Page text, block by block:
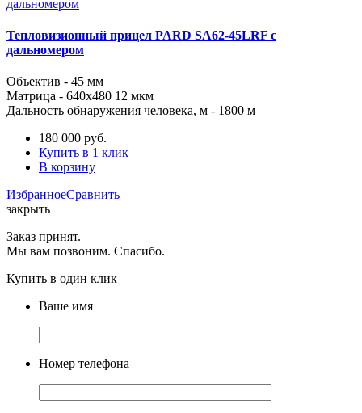
Тепловизионный прицел PARD SA62-45LRF с
дальномером
Объектив - 45 мм
Матрица - 640x480 12 мкм
Дальность обнаружения человека, м - 1800 м
180 000 руб.
Купить в 1 клик
В корзину
ИзбранноеСравнить
закрыть
Заказ принят.
Мы вам позвоним. Спасибо.
Купить в один клик
Ваше имя
Номер телефона